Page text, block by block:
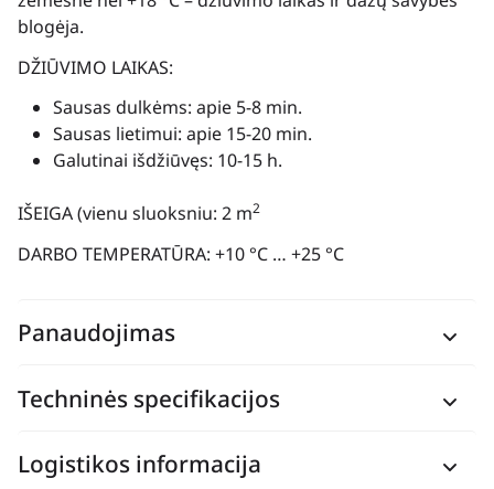
blogėja.
DŽIŪVIMO LAIKAS:
Sausas dulkėms: apie 5-8 min.
Sausas lietimui: apie 15-20 min.
Galutinai išdžiūvęs: 10-15 h.
IŠEIGA (vienu sluoksniu: 2 m2
DARBO TEMPERATŪRA: +10 °C … +25 °C
Panaudojimas
Techninės specifikacijos
Logistikos informacija